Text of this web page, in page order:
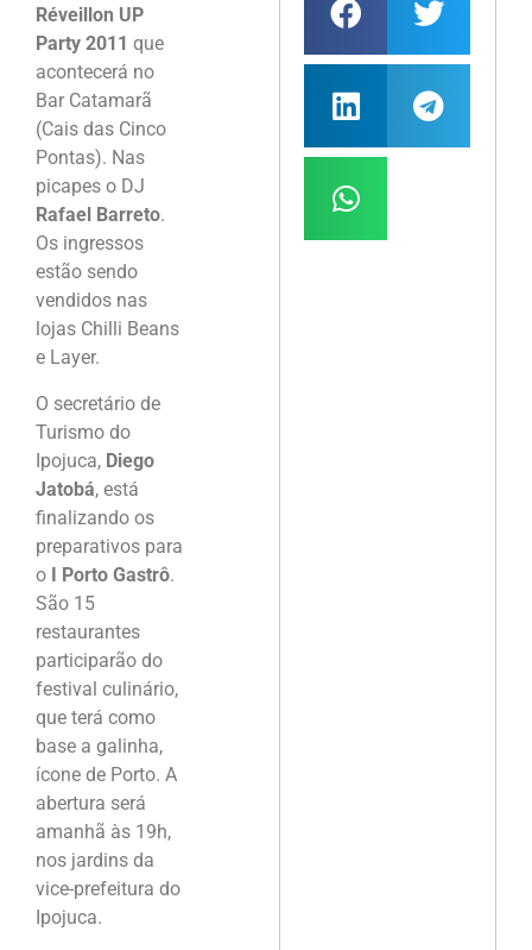
Réveillon UP
Party 2011 que
acontecerá no
Bar Catamarã
(Cais das Cinco
Pontas). Nas
picapes o DJ
Rafael Barreto.
Os ingressos
estão sendo
vendidos nas
lojas Chilli Beans
e Layer.
O secretário de
Turismo do
Ipojuca, Diego
Jatobá, está
finalizando os
preparativos para
o I Porto Gastrô.
São 15
restaurantes
participarão do
festival culinário,
que terá como
base a galinha,
ícone de Porto. A
abertura será
amanhã às 19h,
nos jardins da
vice-prefeitura do
Ipojuca.